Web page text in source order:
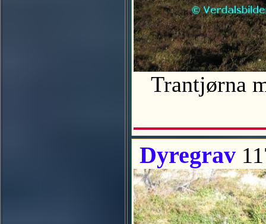
Trantjørna
Dyregrav